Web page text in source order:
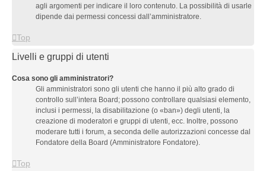
agli argomenti per indicare il loro contenuto. La possibilità di usarle
dipende dai permessi concessi dall’amministratore.
Top
Livelli e gruppi di utenti
Cosa sono gli amministratori?
Gli amministratori sono gli utenti che hanno il più alto grado di
controllo sull’intera Board; possono controllare qualsiasi elemento,
inclusi i permessi, la disabilitazione (o «ban») degli utenti, la
creazione di moderatori e gruppi di utenti, ecc. Inoltre, possono
moderare tutti i forum, a seconda delle autorizzazioni concesse dal
Fondatore della Board (Amministratore Fondatore).
Top